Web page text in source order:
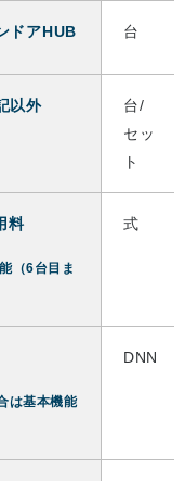
ドアHUB 台
以外
台/
セッ
ト
料
（6台目ま
式
は基本機能
DNN